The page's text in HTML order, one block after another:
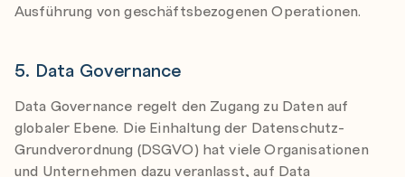
Ausführung von geschäftsbezogenen Operationen.
5. Data Governance
Data Governance regelt den Zugang zu Daten auf
globaler Ebene. Die Einhaltung der Datenschutz-
Grundverordnung (DSGVO) hat viele Organisationen
und Unternehmen dazu veranlasst, auf Data